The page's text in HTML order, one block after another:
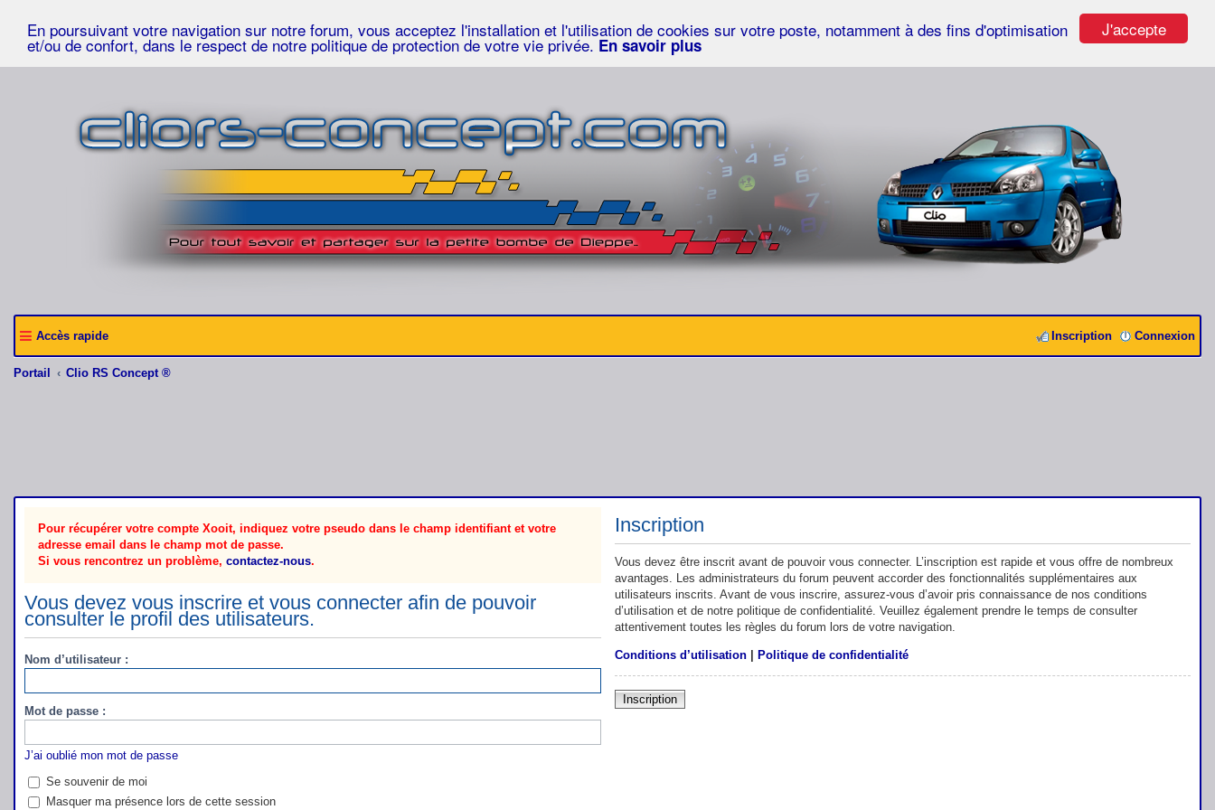
J'accepte
En poursuivant votre navigation sur notre forum, vous acceptez l'installation et l'utilisation de cookies sur votre poste, notamment à des fins d'optimisation
et/ou de confort, dans le respect de notre politique de protection de votre vie privée. En savoir plus
Accès rapide Connexion
Inscription
Portail Clio RS Concept ®
Pour récupérer votre compte Xooit, indiquez votre pseudo dans le champ identifiant et votre
adresse email dans le champ mot de passe.
Si vous rencontrez un problème, contactez-nous.
Vous devez vous inscrire et vous connecter afin de pouvoir
consulter le profil des utilisateurs.
Nom d’utilisateur :
Mot de passe :
J’ai oublié mon mot de passe
Se souvenir de moi
Masquer ma présence lors de cette session
Inscription
Vous devez être inscrit avant de pouvoir vous connecter. L’inscription est rapide et vous offre de nombreux
avantages. Les administrateurs du forum peuvent accorder des fonctionnalités supplémentaires aux
utilisateurs inscrits. Avant de vous inscrire, assurez-vous d’avoir pris connaissance de nos conditions
d’utilisation et de notre politique de confidentialité. Veuillez également prendre le temps de consulter
attentivement toutes les règles du forum lors de votre navigation.
Conditions d’utilisation| Politique de confidentialité
Inscription